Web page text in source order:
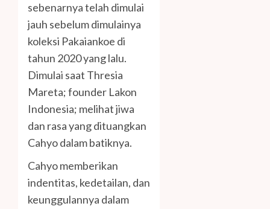
sebenarnya telah dimulai
jauh sebelum dimulainya
koleksi Pakaiankoe di
tahun 2020 yang lalu.
Dimulai saat Thresia
Mareta; founder Lakon
Indonesia; melihat jiwa
dan rasa yang dituangkan
Cahyo dalam batiknya.
Cahyo memberikan
indentitas, kedetailan, dan
keunggulannya dalam